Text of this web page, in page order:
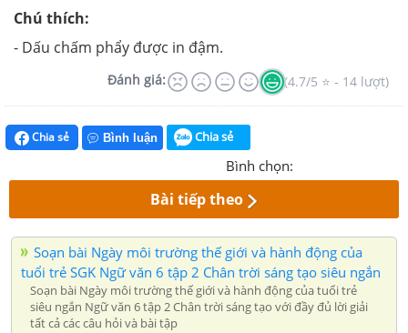
Chú thích:
- Dấu chấm phẩy được in đậm.
Đánh giá: (4.7/5 ⭐ - 14 lượt)
Chia sẻ Bình luận Chia sẻ
Bình chọn:
Bài tiếp theo
Soạn bài Ngày môi trường thế giới và hành động của
tuổi trẻ SGK Ngữ văn 6 tập 2 Chân trời sáng tạo siêu ngắn
Soạn bài Ngày môi trường thế giới và hành động của tuổi trẻ
siêu ngắn Ngữ văn 6 tập 2 Chân trời sáng tạo với đầy đủ lời giải
tất cả các câu hỏi và bài tập